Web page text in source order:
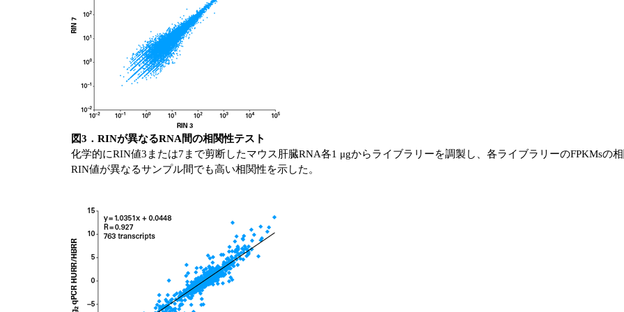
図3．RINが異なるRNA間の相関性テスト
化学的にRIN値3または7まで剪断したマウス肝臓RNA各1 μgからライブラリーを調製し、各ライブラリーのFPKMsの相
RIN値が異なるサンプル間でも高い相関性を示した。